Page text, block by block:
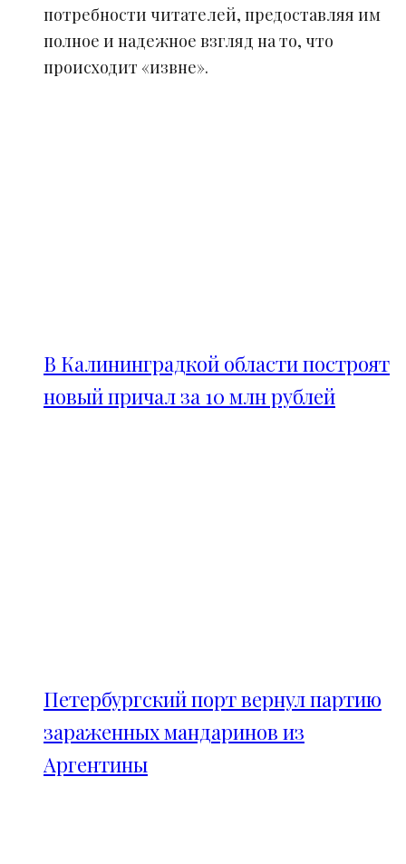
потребности читателей, предоставляя им
полное и надежное взгляд на то, что
происходит «извне».
В Калининградкой области построят
новый причал за 10 млн рублей
Петербургский порт вернул партию
зараженных мандаринов из
Аргентины